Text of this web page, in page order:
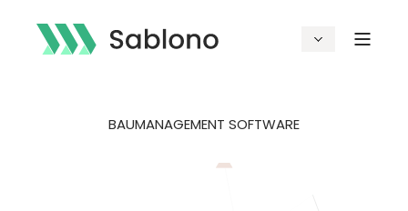
BAUMANAGEMENT SOFTWARE